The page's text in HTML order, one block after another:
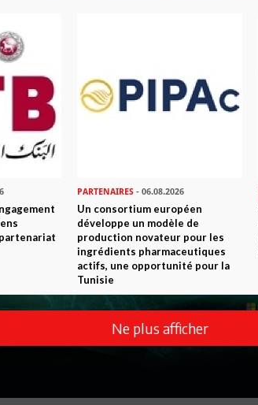
PARTENAIRES - 06.08.2026
Un consortium européen
développe un modèle de
production novateur pour les
ingrédients pharmaceutiques
actifs, une opportunité pour la
Tunisie
Ne plus afficher